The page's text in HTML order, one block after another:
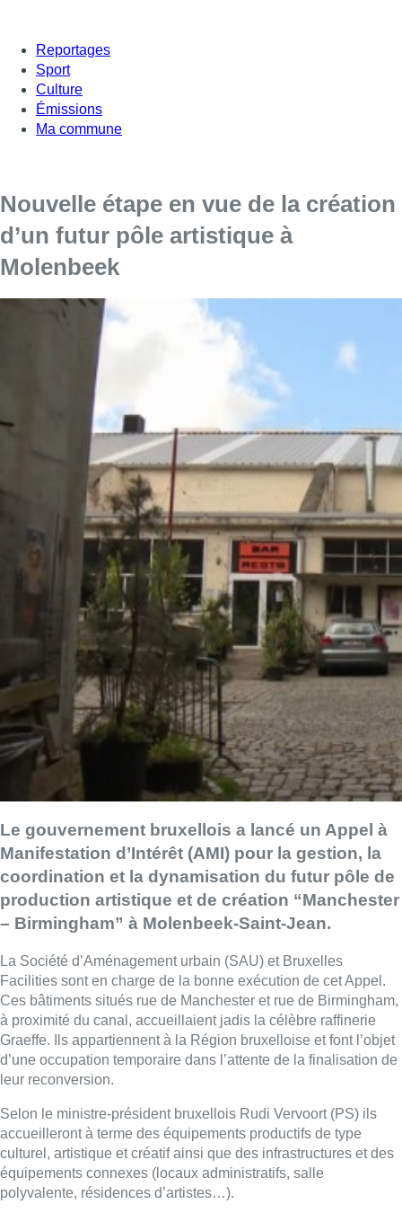
Reportages
Sport
Culture
Émissions
Ma commune
Nouvelle étape en vue de la création
d’un futur pôle artistique à
Molenbeek
Le gouvernement bruxellois a lancé un Appel à
Manifestation d’Intérêt (AMI) pour la gestion, la
coordination et la dynamisation du futur pôle de
production artistique et de création “Manchester
– Birmingham” à Molenbeek-Saint-Jean.
La Société d’Aménagement urbain (SAU) et Bruxelles
Facilities sont en charge de la bonne exécution de cet Appel.
Ces bâtiments situés rue de Manchester et rue de Birmingham,
à proximité du canal, accueillaient jadis la célèbre raffinerie
Graeffe. Ils appartiennent à la Région bruxelloise et font l’objet
d’une occupation temporaire dans l’attente de la finalisation de
leur reconversion.
Selon le ministre-président bruxellois Rudi Vervoort (PS) ils
accueilleront à terme des équipements productifs de type
culturel, artistique et créatif ainsi que des infrastructures et des
équipements connexes (locaux administratifs, salle
polyvalente, résidences d’artistes…).